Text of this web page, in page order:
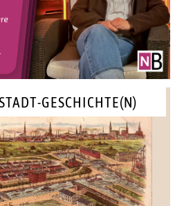
GESCHICHTE(N)